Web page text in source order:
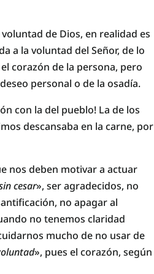
de Dios, en realidad es
a la voluntad del Señor, de lo
corazón de la persona, pero
personal o de la osadía.
con la del pueblo! La de los
descansaba en la carne, por
nos deben motivar a actuar
cesar», ser agradecidos, no
no apagar al
no tenemos claridad
mucho de no usar de
», pues el corazón, según